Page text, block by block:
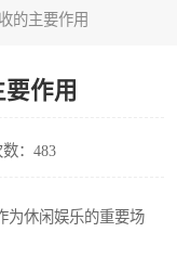
的主要作用
作用
：483
为休闲娱乐的重要场